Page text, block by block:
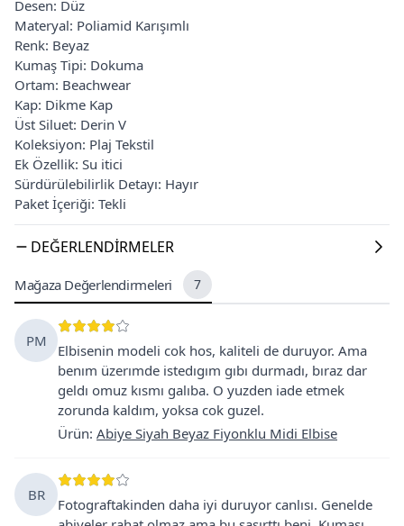
Desen: Düz
Materyal: Poliamid Karışımlı
Renk: Beyaz
Kumaş Tipi: Dokuma
Ortam: Beachwear
Kap: Dikme Kap
Üst Siluet: Derin V
Koleksiyon: Plaj Tekstil
Ek Özellik: Su itici
Sürdürülebilirlik Detayı: Hayır
Paket İçeriği: Tekli
DEĞERLENDIRMELER
Mağaza Değerlendirmeleri 7
PM
Elbisenin modeli cok hos, kaliteli de duruyor. Ama
benım üzerımde istedıgım gıbı durmadı, bıraz dar
geldı omuz kısmı galıba. O yuzden iade etmek
zorunda kaldım, yoksa cok guzel.
Ürün: Abiye Siyah Beyaz Fiyonklu Midi Elbise
BR
Fotograftakinden daha iyi duruyor canlısı. Genelde